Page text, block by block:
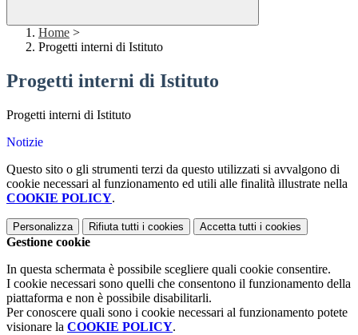
Home >
Progetti interni di Istituto
Progetti interni di Istituto
Progetti interni di Istituto
Notizie
Questo sito o gli strumenti terzi da questo utilizzati si avvalgono di
cookie necessari al funzionamento ed utili alle finalità illustrate nella
COOKIE POLICY.
Personalizza Rifiuta tutti i cookies Accetta tutti i cookies
Gestione cookie
In questa schermata è possibile scegliere quali cookie consentire.
I cookie necessari sono quelli che consentono il funzionamento della
piattaforma e non è possibile disabilitarli.
Per conoscere quali sono i cookie necessari al funzionamento potete
visionare la COOKIE POLICY.